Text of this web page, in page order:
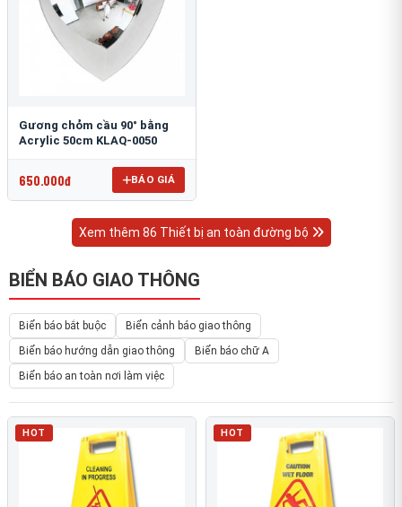
Gương chỏm cầu 90° bằng
Acrylic 50cm KLAQ-0050
650.000đ BÁO GIÁ
Xem thêm 86 Thiết bị an toàn đường bộ
BIỂN BÁO GIAO THÔNG
Biển báo bắt buộc
Biển cảnh báo giao thông
Biển báo hướng dẫn giao thông
Biển báo chữ A
Biển báo an toàn nơi làm việc
HOT HOT